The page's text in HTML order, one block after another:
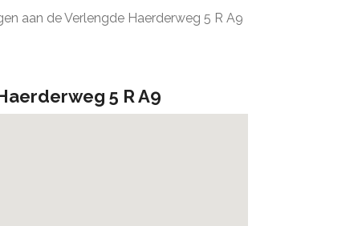
aan de Verlengde Haerderweg 5 R A9
5 R A9